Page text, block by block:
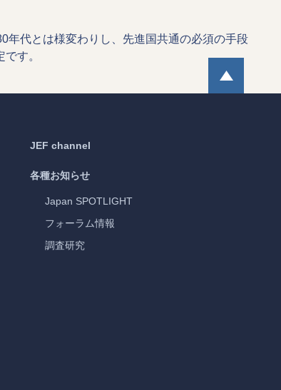
年代とは様変わりし、先進国共通の必須の手段
す。
JEF channel
各種お知らせ
Japan SPOTLIGHT
フォーラム情報
調査研究